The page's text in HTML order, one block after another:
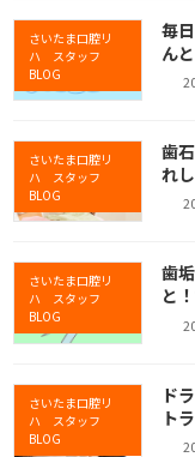
さいたま口腔リ
ハ スタッフ
BLOG
毎
ん
さいたま口腔リ
ハ スタッフ
BLOG
歯
れ
さいたま口腔リ
ハ スタッフ
BLOG
歯
と
さいたま口腔リ
ハ スタッフ
BLOG
ド
ト